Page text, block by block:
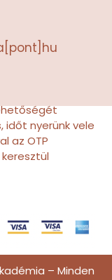
időt nyerünk vele
az OTP
– Minden